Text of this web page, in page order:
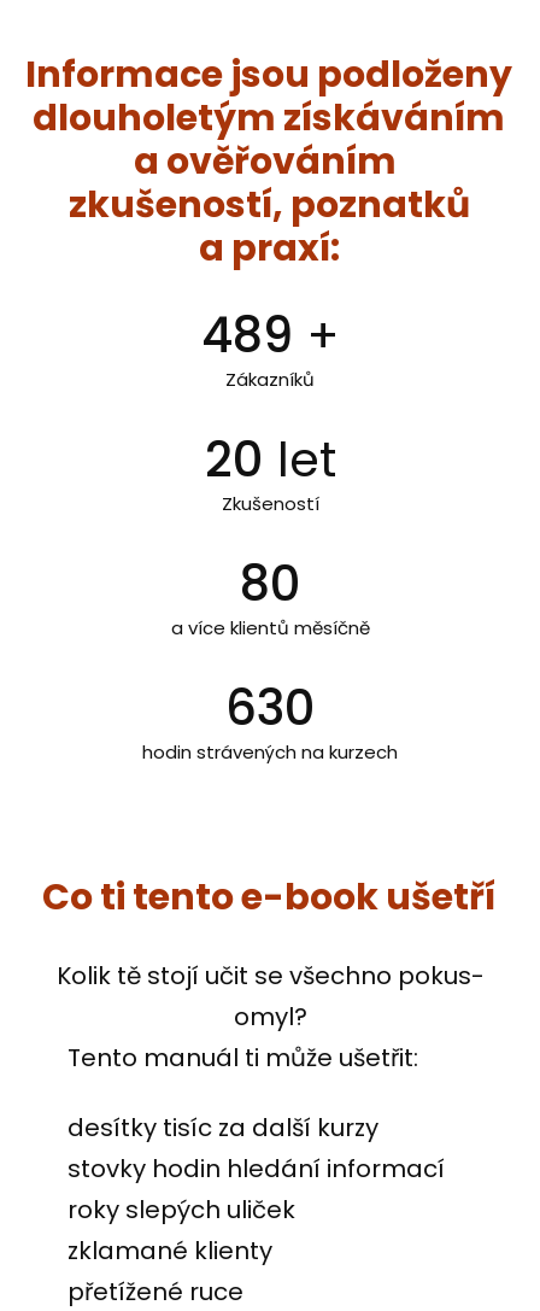
Informace jsou podloženy
dlouholetým získáváním
a ověřováním
zkušeností, poznatků
a praxí:
489 +
Zákazníků
20 let
Zkušeností
80
a více klientů měsíčně
630
hodin strávených na kurzech
Co ti tento e-book ušetří
Kolik tě stojí učit se všechno pokus-
omyl?
Tento manuál ti může ušetřit:
desítky tisíc za další kurzy
stovky hodin hledání informací
roky slepých uliček
zklamané klienty
přetížené ruce